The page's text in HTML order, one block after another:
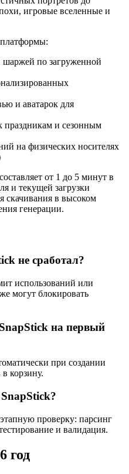
игровые вселенные и
по загруженной
и аватарок для
праздникам и сезонным
на физических носителях
от 1 до 5 минут в
и текущей загрузки
скачивания в высоком
генерации.
не сработал?
использований или
могут блокировать
на первый
при создании
корзину.
проверку: парсинг
и валидация.
год